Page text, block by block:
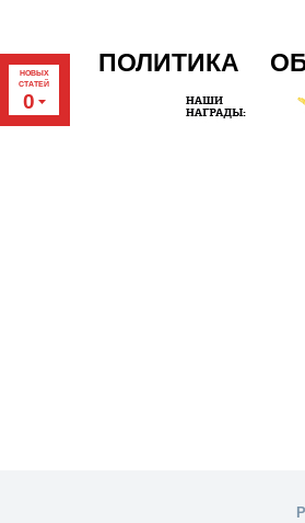
НОВЫХ
СТАТЕЙ
0
ПОЛИТИКА